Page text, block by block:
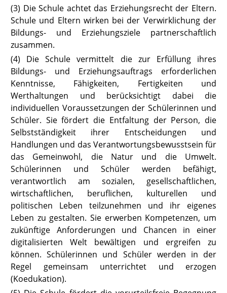
(3) Die Schule achtet das Erziehungsrecht der Eltern.
Schule und Eltern wirken bei der Verwirklichung der
Bildungs- und Erziehungsziele partnerschaftlich
zusammen.
(4) Die Schule vermittelt die zur Erfüllung ihres
Bildungs- und Erziehungsauftrags erforderlichen
Kenntnisse, Fähigkeiten, Fertigkeiten und
Werthaltungen und berücksichtigt dabei die
individuellen Voraussetzungen der Schülerinnen und
Schüler. Sie fördert die Entfaltung der Person, die
Selbstständigkeit ihrer Entscheidungen und
Handlungen und das Verantwortungsbewusstsein für
das Gemeinwohl, die Natur und die Umwelt.
Schülerinnen und Schüler werden befähigt,
verantwortlich am sozialen, gesellschaftlichen,
wirtschaftlichen, beruflichen, kulturellen und
politischen Leben teilzunehmen und ihr eigenes
Leben zu gestalten. Sie erwerben Kompetenzen, um
zukünftige Anforderungen und Chancen in einer
digitalisierten Welt bewältigen und ergreifen zu
können. Schülerinnen und Schüler werden in der
Regel gemeinsam unterrichtet und erzogen
(Koedukation).